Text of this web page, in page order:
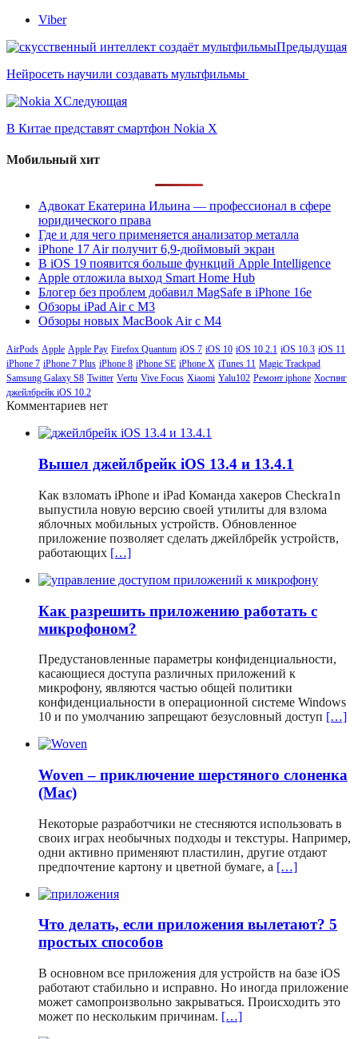
Viber
Предыдущая
Нейросеть научили создавать мультфильмы
Следующая
В Китае представят смартфон Nokia X
Мобильный хит
Адвокат Екатерина Ильина — профессионал в сфере
юридического права
Где и для чего применяется анализатор металла
iPhone 17 Air получит 6,9-дюймовый экран
В iOS 19 появится больше функций Apple Intelligence
Apple отложила выход Smart Home Hub
Блогер без проблем добавил MagSafe в iPhone 16e
Обзоры iPad Air с M3
Обзоры новых MacBook Air с M4
AirPods Apple Apple Pay Firefox Quantum iOS 7 iOS 10 iOS 10.2.1 iOS 10.3 iOS 11
iPhone 7 iPhone 7 Plus iPhone 8 iPhone SE iPhone X iTunes 11 Magic Trackpad
Samsung Galaxy S8 Twitter Vertu Vive Focus Xiaomi Yalu102 Ремонт iphone Хостинг
джейлбрейк iOS 10.2
Комментариев нет
Вышел джейлбрейк iOS 13.4 и 13.4.1
Как взломать iPhone и iPad Команда хакеров Checkra1n
выпустила новую версию своей утилиты для взлома
яблочных мобильных устройств. Обновленное
приложение позволяет сделать джейлбрейк устройств,
работающих […]
Как разрешить приложению работать с
микрофоном?
Предустановленные параметры конфиденциальности,
касающиеся доступа различных приложений к
микрофону, являются частью общей политики
конфиденциальности в операционной системе Windows
10 и по умолчанию запрещают безусловный доступ […]
Woven – приключение шерстяного слоненка
(Mac)
Некоторые разработчики не стесняются использовать в
своих играх необычных подходы и текстуры. Например,
одни активно применяют пластилин, другие отдают
предпочтение картону и цветной бумаге, а […]
Что делать, если приложения вылетают? 5
простых способов
В основном все приложения для устройств на базе iOS
работают стабильно и исправно. Но иногда приложение
может самопроизвольно закрываться. Происходить это
может по нескольким причинам. […]